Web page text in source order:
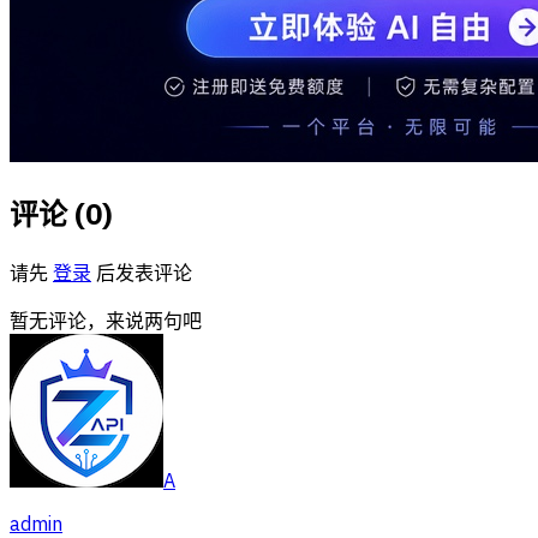
评论 (0)
请先 登录 后发表评论
暂无评论，来说两句吧
A
admin